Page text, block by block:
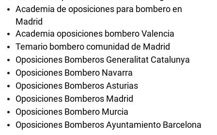
Academia de oposiciones para bombero en
Madrid
Academia oposiciones bombero Valencia
Temario bombero comunidad de Madrid
Oposiciones Bomberos Generalitat Catalunya
Oposiciones Bombero Navarra
Oposiciones Bomberos Asturias
Oposiciones Bomberos Madrid
Oposiciones Bombero Murcia
Oposiciones Bomberos Ayuntamiento Barcelona